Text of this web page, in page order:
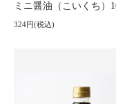
ミニ醤油（こいくち）
324円(税込)